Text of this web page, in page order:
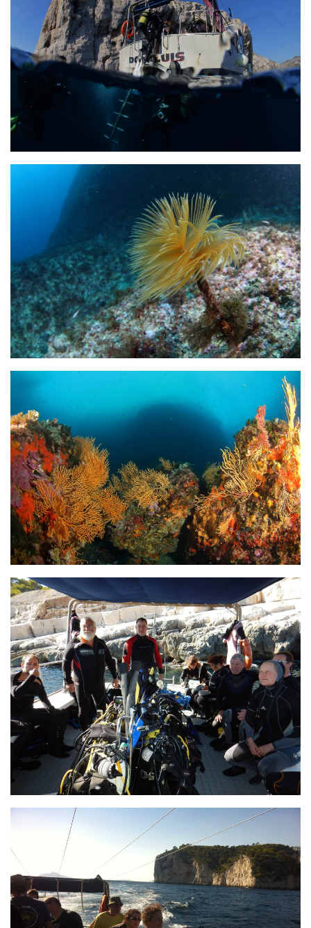
Sorties 2016
Sorties 2015
Sorties 2014
Environnement et Biologie Sub
AUDIOVISUEL
Photo
Vidéo
Peinture
NAGE
NAP / NEV
Agenda
Les Palmes du Lac
Résultats Compétitions
MATERIEL
Section Matériel
Occasions